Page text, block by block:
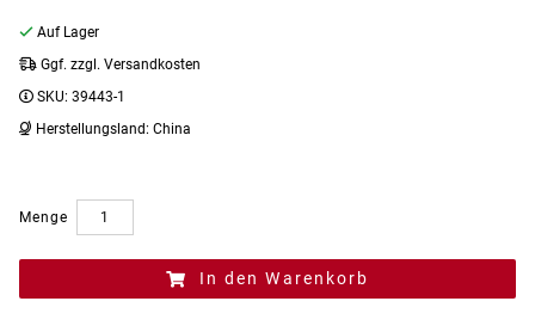
Auf Lager
Ggf. zzgl. Versandkosten
SKU: 39443-1
Herstellungsland: China
Menge
In den Warenkorb